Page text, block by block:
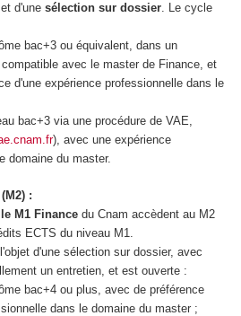
d'une sélection sur dossier. Le cycle
bac+3 ou équivalent, dans un
avec le master de Finance, et
d'une expérience professionnelle dans le
bac+3 via une procédure de VAE,
), avec une expérience
domaine du master.
:
M1 Finance du Cnam accèdent au M2
ECTS du niveau M1.
d'une sélection sur dossier, avec
un entretien, et est ouverte :
bac+4 ou plus, avec de préférence
dans le domaine du master ;